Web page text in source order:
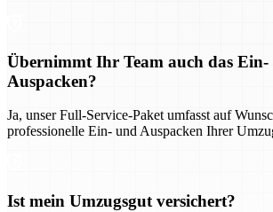
Übernimmt Ihr Team auch das Ein-
Auspacken?
Ja, unser Full-Service-Paket umfasst auf
professionelle Ein- und Auspacken Ihrer
Ist mein Umzugsgut versichert?